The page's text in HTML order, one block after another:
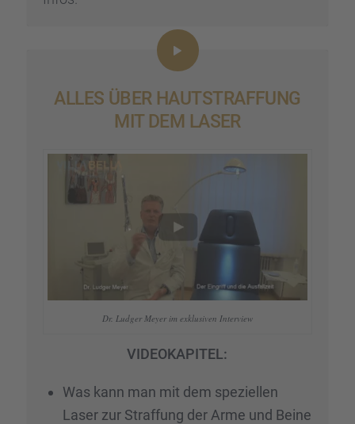
ALLES ÜBER HAUTSTRAF­FUNG
MIT DEM LASER
Dr. Ludger Meyer im exklu­si­ven Inter­view
VIDEOKAPITEL:
Was kann man mit dem spezi­el­len
Laser zur Straf­fung der Arme und Beine